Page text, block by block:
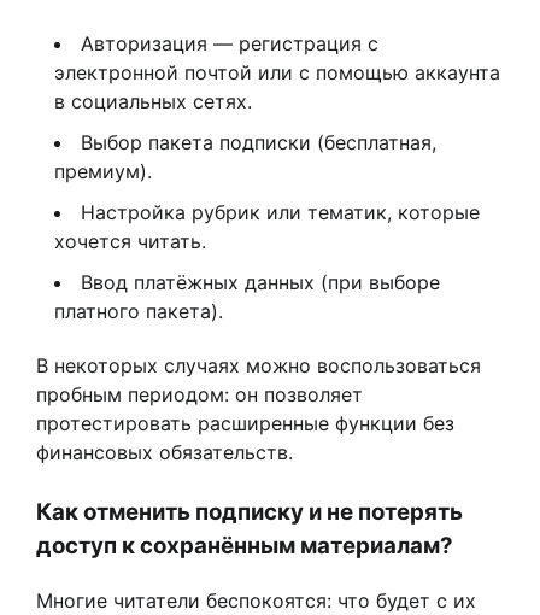
Авторизация — регистрация с
электронной почтой или с помощью аккаунта
в социальных сетях.
Выбор пакета подписки (бесплатная,
премиум).
Настройка рубрик или тематик, которые
хочется читать.
Ввод платёжных данных (при выборе
платного пакета).
В некоторых случаях можно воспользоваться
пробным периодом: он позволяет
протестировать расширенные функции без
финансовых обязательств.
Как отменить подписку и не потерять
доступ к сохранённым материалам?
Многие читатели беспокоятся: что будет с их